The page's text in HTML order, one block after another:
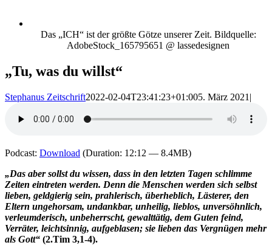
Das „ICH“ ist der größte Götze unserer Zeit. Bildquelle:
AdobeStock_165795651 @ lassedesignen
„Tu, was du willst“
Stephanus Zeitschrift2022-02-04T23:41:23+01:005. März 2021 |
Podcast: Download (Duration: 12:12 — 8.4MB)
„Das aber sollst du wissen, dass in den letzten Tagen schlimme
Zeiten eintreten werden. Denn die Menschen werden sich selbst
lieben, geldgierig sein, prahlerisch, überheblich, Lästerer, den
Eltern ungehorsam, undankbar, unheilig, lieblos, unversöhnlich,
verleumderisch, unbeherrscht, gewalttätig, dem Guten feind,
Verräter, leichtsinnig, aufgeblasen; sie lieben das Vergnügen mehr
als Gott“ (2.Tim 3,1-4).